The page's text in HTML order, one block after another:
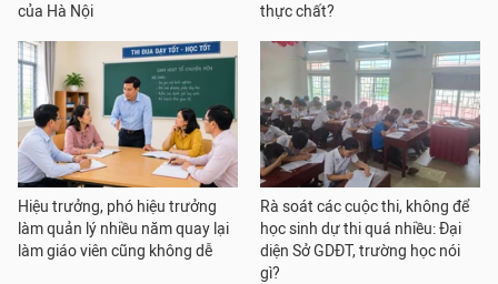
của Hà Nội
thực chất?
Hiệu trưởng, phó hiệu trưởng
làm quản lý nhiều năm quay lại
làm giáo viên cũng không dễ
Rà soát các cuộc thi, không để
học sinh dự thi quá nhiều: Đại
diện Sở GDĐT, trường học nói
gì?